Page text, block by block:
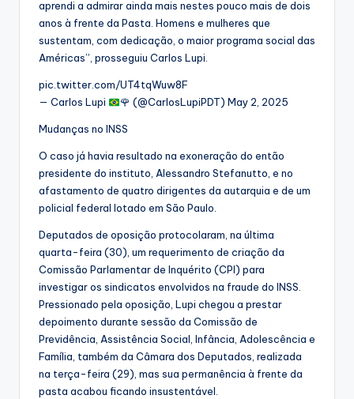
aprendi a admirar ainda mais nestes pouco mais de dois
anos à frente da Pasta. Homens e mulheres que
sustentam, com dedicação, o maior programa social das
Américas”, prosseguiu Carlos Lupi.
pic.twitter.com/UT4tqWuw8F
— Carlos Lupi
🌹 (@CarlosLupiPDT) May 2, 2025
Mudanças no INSS
O caso já havia resultado na exoneração do então
presidente do instituto, Alessandro Stefanutto, e no
afastamento de quatro dirigentes da autarquia e de um
policial federal lotado em São Paulo.
Deputados de oposição protocolaram, na última
quarta-feira (30), um requerimento de criação da
Comissão Parlamentar de Inquérito (CPI) para
investigar os sindicatos envolvidos na fraude do INSS.
Pressionado pela oposição, Lupi chegou a prestar
depoimento durante sessão da Comissão de
Previdência, Assistência Social, Infância, Adolescência e
Família, também da Câmara dos Deputados, realizada
na terça-feira (29), mas sua permanência à frente da
pasta acabou ficando insustentável.